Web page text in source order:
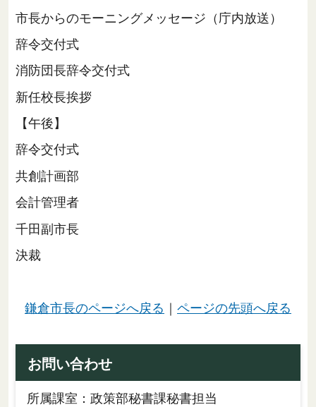
市長からのモーニングメッセージ（庁内放送）
辞令交付式
消防団長辞令交付式
新任校長挨拶
【午後】
辞令交付式
共創計画部
会計管理者
千田副市長
決裁
鎌倉市長のページへ戻る ｜ ページの先頭へ戻る
お問い合わせ
所属課室：政策部秘書課秘書担当